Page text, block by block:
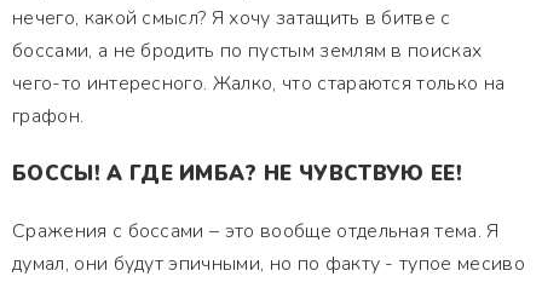
нечего, какой смысл? Я хочу затащить в битве с
боссами, а не бродить по пустым землям в поисках
чего-то интересного. Жалко, что стараются только на
графон.
БОССЫ! А ГДЕ ИМБА? НЕ ЧУВСТВУЮ ЕЕ!
Сражения с боссами – это вообще отдельная тема. Я
думал, они будут эпичными, но по факту - тупое месиво